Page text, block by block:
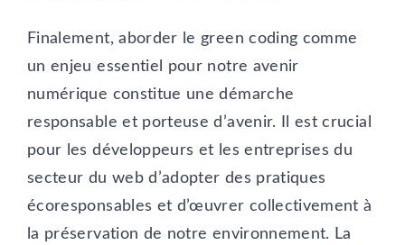
Finalement, aborder le green coding comme
un enjeu essentiel pour notre avenir
numérique constitue une démarche
responsable et porteuse d’avenir. Il est crucial
pour les développeurs et les entreprises du
secteur du web d’adopter des pratiques
écoresponsables et d’œuvrer collectivement à
la préservation de notre environnement. La